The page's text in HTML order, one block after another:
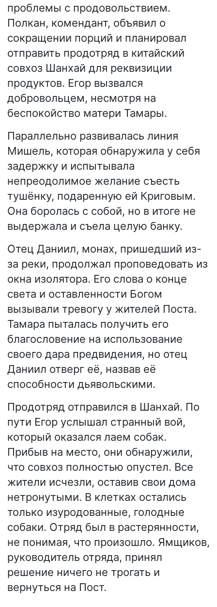
проблемы с продовольствием.
Полкан, комендант, объявил о
сокращении порций и планировал
отправить продотряд в китайский
совхоз Шанхай для реквизиции
продуктов. Егор вызвался
добровольцем, несмотря на
беспокойство матери Тамары.
Параллельно развивалась линия
Мишель, которая обнаружила у себя
задержку и испытывала
непреодолимое желание съесть
тушёнку, подаренную ей Криговым.
Она боролась с собой, но в итоге не
выдержала и съела целую банку.
Отец Даниил, монах, пришедший из-
за реки, продолжал проповедовать из
окна изолятора. Его слова о конце
света и оставленности Богом
вызывали тревогу у жителей Поста.
Тамара пыталась получить его
благословение на использование
своего дара предвидения, но отец
Даниил отверг её, назвав её
способности дьявольскими.
Продотряд отправился в Шанхай. По
пути Егор услышал странный вой,
который оказался лаем собак.
Прибыв на место, они обнаружили,
что совхоз полностью опустел. Все
жители исчезли, оставив свои дома
нетронутыми. В клетках остались
только изуродованные, голодные
собаки. Отряд был в растерянности,
не понимая, что произошло. Ямщиков,
руководитель отряда, принял
решение ничего не трогать и
вернуться на Пост.